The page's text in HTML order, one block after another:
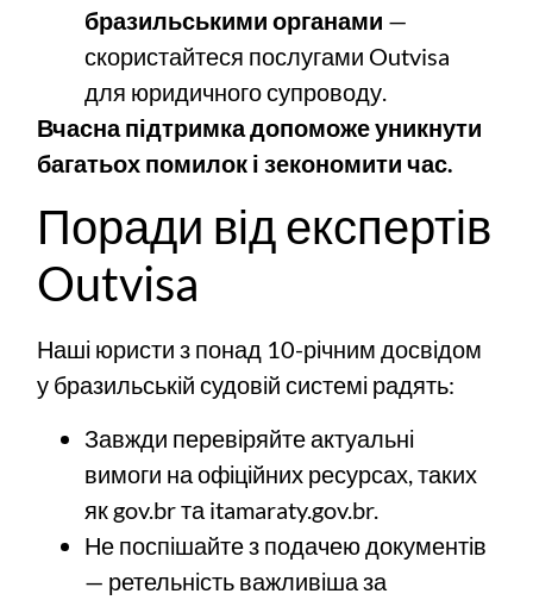
бразильськими органами —
скористайтеся послугами Outvisa
для юридичного супроводу.
Вчасна підтримка допоможе уникнути
багатьох помилок і зекономити час.
Поради від експертів
Outvisa
Наші юристи з понад 10-річним досвідом
у бразильській судовій системі радять:
Завжди перевіряйте актуальні
вимоги на офіційних ресурсах, таких
як gov.brта itamaraty.gov.br.
Не поспішайте з подачею документів
— ретельність важливіша за